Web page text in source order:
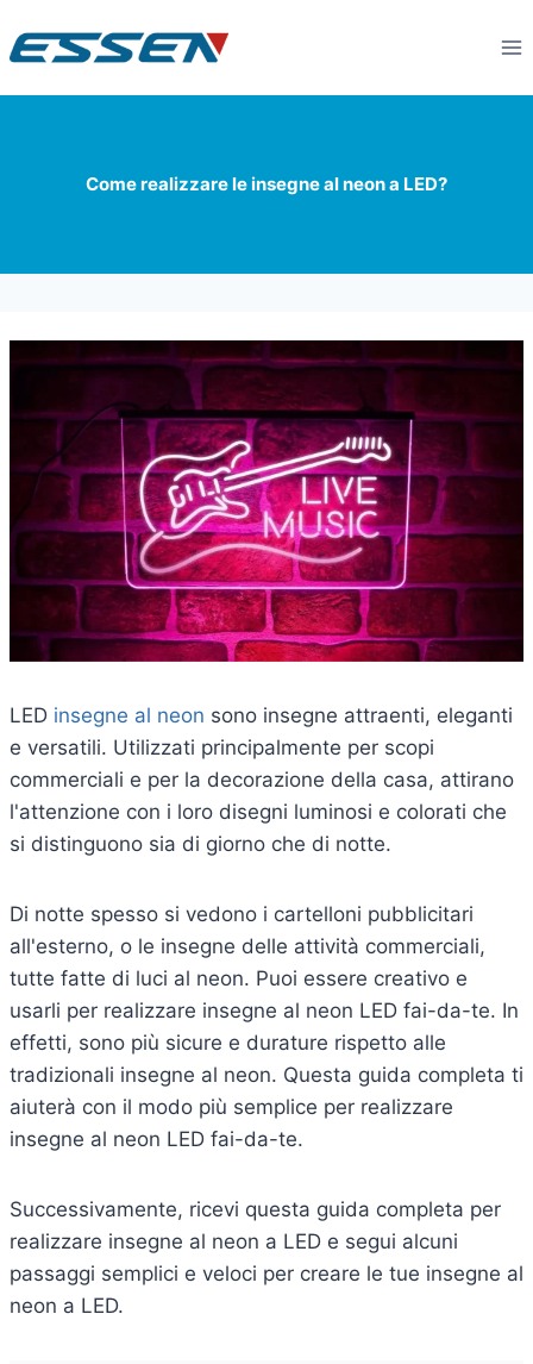
Come realizzare le insegne al neon a LED?
LED insegne al neon sono insegne attraenti, eleganti
e versatili. Utilizzati principalmente per scopi
commerciali e per la decorazione della casa, attirano
l'attenzione con i loro disegni luminosi e colorati che
si distinguono sia di giorno che di notte.
Di notte spesso si vedono i cartelloni pubblicitari
all'esterno, o le insegne delle attività commerciali,
tutte fatte di luci al neon. Puoi essere creativo e
usarli per realizzare insegne al neon LED fai-da-te. In
effetti, sono più sicure e durature rispetto alle
tradizionali insegne al neon. Questa guida completa ti
aiuterà con il modo più semplice per realizzare
insegne al neon LED fai-da-te.
Successivamente, ricevi questa guida completa per
realizzare insegne al neon a LED e segui alcuni
passaggi semplici e veloci per creare le tue insegne al
neon a LED.